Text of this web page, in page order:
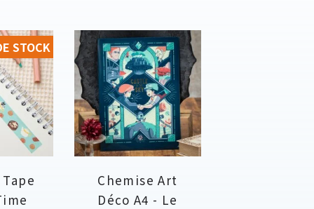
STOCK
Chemise Art
Déco A4 - Le